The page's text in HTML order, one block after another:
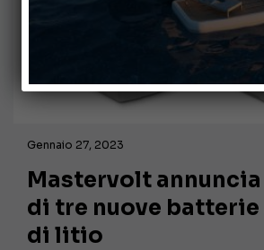
Gennaio 27, 2023
Mastervolt annuncia
di tre nuove
di litio